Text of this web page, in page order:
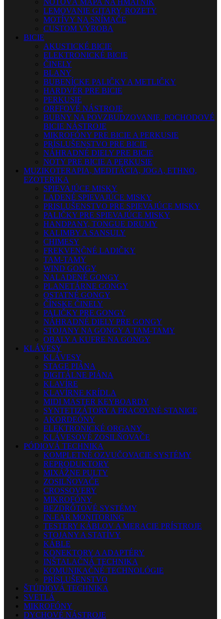
NOTOVÁ MAPA NA HMATNÍK
LEMOVANIE GITARY, ROZETY
MOTÍVY NA SNÍMAČE
CUSTOM VÝROBA
BICIE
AKUSTICKÉ BICIE
ELEKTRONICKÉ BICIE
ČINELY
BLANY
BUBENÍCKE PALIČKY A METLIČKY
HARDVÉR PRE BICIE
PERKUSIE
ORFFOVÉ NÁSTROJE
BUBNY NA POVZBUDZOVANIE, POCHODOVÉ
BICIE NÁSTROJE
MIKROFÓNY PRE BICIE A PERKUSIE
PRÍSLUŠENSTVO PRE BICIE
NÁHRADNÉ DIELY PRE BICIE
NOTY PRE BICIE A PERKUSIE
MUZIKOTERAPIA, MEDITÁCIA, JOGA, ETHNO,
EZOTERIKA
SPIEVAJÚCE MISKY
LADENÉ SPIEVAJÚCE MISKY
PRISLUŠENSTVO PRE SPIEVAJÚCE MISKY
PALIČKY PRE SPIEVAJÚCE MISKY
HANDPANY, TONGUE DRUMY
KALIMBY A SANSULY
CHIMESY
FREKVENČNÉ LADIČKY
TAM-TAMY
WIND GONGY
NALADENÉ GONGY
PLANETÁRNE GONGY
OSTATNÉ GONGY
ČÍNSKE ČINELY
PALIČKY PRE GONGY
NÁHRADNÉ DIELY PRE GONGY
STOJANY NA GONGY A TAM-TAMY
OBALY A KUFRE NA GONGY
KLÁVESY
KLÁVESY
STAGE PIÁNA
DIGITÁLNE PIÁNA
KLAVÍRE
KLAVÍRNE KRÍDLA
MIDI MASTER KEYBOARDY
SYNTETIZÁTORY A PRACOVNÉ STANICE
AKORDEÓNY
ELEKTRONICKÉ ORGANY
KLÁVESOVÉ ZOSILŇOVAČE
PÓDIOVÁ TECHNIKA
KOMPLETNÉ OZVUČOVACIE SYSTÉMY
REPRODUKTORY
MIXÁŽNE PULTY
ZOSILŇOVAČE
CROSSOVERY
MIKROFÓNY
BEZDRÔTOVÉ SYSTÉMY
IN-EAR MONITORING
TESTERY KÁBLOV A MERACIE PRÍSTROJE
STOJANY A STATÍVY
KÁBLE
KONEKTORY A ADAPTÉRY
INŠTALAČNÁ TECHNIKA
KOMUNIKAČNÉ TECHNOLÓGIE
PRÍSLUŠENSTVO
ŠTÚDIOVÁ TECHNIKA
SVETLÁ
MIKROFÓNY
DYCHOVÉ NÁSTROJE